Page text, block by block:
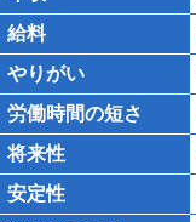
給料
やりがい
労働時間の短さ
将来性
安定性